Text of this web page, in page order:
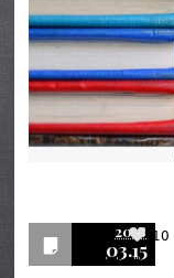
2018
03.15
10